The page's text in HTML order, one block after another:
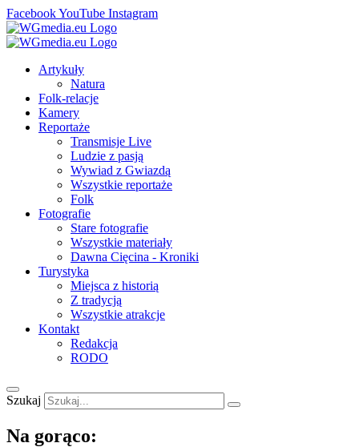
FacebookYouTube Instagram
Artykuły
Natura
Folk-relacje
Kamery
Reportaże
Transmisje Live
Ludzie z pasją
Wywiad z Gwiazdą
Wszystkie reportaże
Folk
Fotografie
Stare fotografie
Wszystkie materiały
Dawna Cięcina - Kroniki
Turystyka
Miejsca z historią
Z tradycją
Wszystkie atrakcje
Kontakt
Redakcja
RODO
Szukaj
Na gorąco: